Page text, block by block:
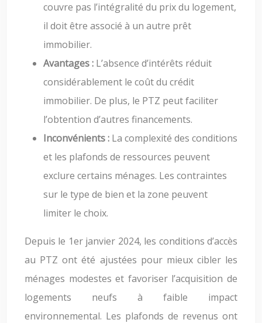
couvre pas l’intégralité du prix du logement,
il doit être associé à un autre prêt
immobilier.
Avantages : L’absence d’intérêts réduit
considérablement le coût du crédit
immobilier. De plus, le PTZ peut faciliter
l’obtention d’autres financements.
Inconvénients : La complexité des conditions
et les plafonds de ressources peuvent
exclure certains ménages. Les contraintes
sur le type de bien et la zone peuvent
limiter le choix.
Depuis le 1er janvier 2024, les conditions d’accès
au PTZ ont été ajustées pour mieux cibler les
ménages modestes et favoriser l’acquisition de
logements neufs à faible impact
environnemental. Les plafonds de revenus ont